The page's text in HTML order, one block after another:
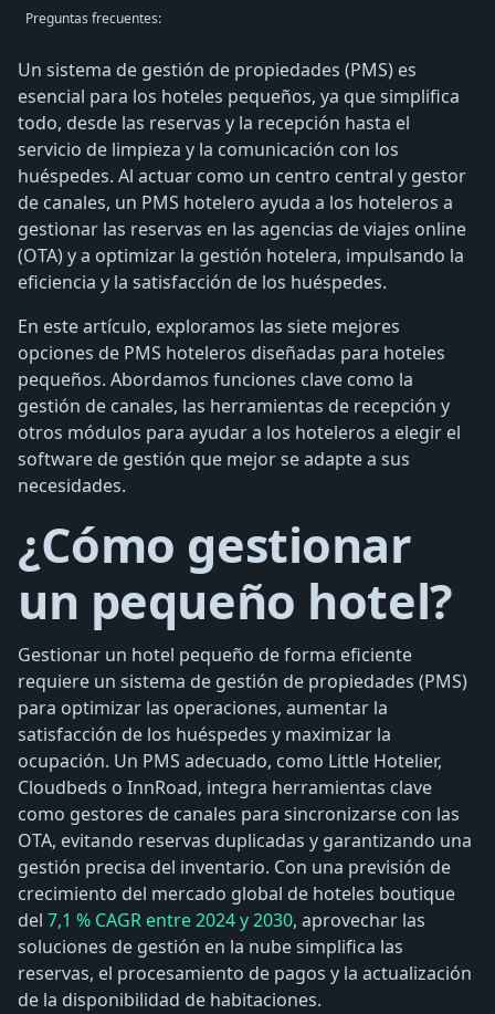
Preguntas frecuentes:
Un sistema de gestión de propiedades (PMS) es
esencial para los hoteles pequeños, ya que simplifica
todo, desde las reservas y la recepción hasta el
servicio de limpieza y la comunicación con los
huéspedes. Al actuar como un centro central y gestor
de canales, un PMS hotelero ayuda a los hoteleros a
gestionar las reservas en las agencias de viajes online
(OTA) y a optimizar la gestión hotelera, impulsando la
eficiencia y la satisfacción de los huéspedes.
En este artículo, exploramos las siete mejores
opciones de PMS hoteleros diseñadas para hoteles
pequeños. Abordamos funciones clave como la
gestión de canales, las herramientas de recepción y
otros módulos para ayudar a los hoteleros a elegir el
software de gestión que mejor se adapte a sus
necesidades.
¿Cómo gestionar
un pequeño hotel?
Gestionar un hotel pequeño de forma eficiente
requiere un sistema de gestión de propiedades (PMS)
para optimizar las operaciones, aumentar la
satisfacción de los huéspedes y maximizar la
ocupación. Un PMS adecuado, como Little Hotelier,
Cloudbeds o InnRoad, integra herramientas clave
como gestores de canales para sincronizarse con las
OTA, evitando reservas duplicadas y garantizando una
gestión precisa del inventario. Con una previsión de
crecimiento del mercado global de hoteles boutique
del 7,1 % CAGR entre 2024 y 2030, aprovechar las
soluciones de gestión en la nube simplifica las
reservas, el procesamiento de pagos y la actualización
de la disponibilidad de habitaciones.